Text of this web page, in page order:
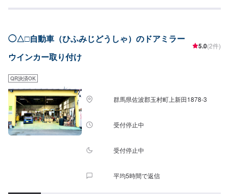
◯△□自動車（ひふみじどうしゃ）のドアミラー
ウインカー取り付け
5.0(2件)
QR決済OK
群馬県佐波郡玉村町上新田1878-3
受付停止中
受付停止中
平均5時間で返信